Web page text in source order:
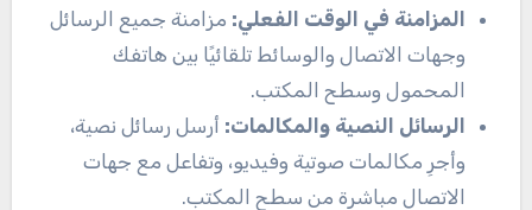
المزامنة في الوقت الفعلي: مزامنة جميع الرسائل
وجهات الاتصال والوسائط تلقائيًا بين هاتفك
المحمول وسطح المكتب.
الرسائل النصية والمكالمات: أرسل رسائل نصية،
وأجرِ مكالمات صوتية وفيديو، وتفاعل مع جهات
الاتصال مباشرة من سطح المكتب.